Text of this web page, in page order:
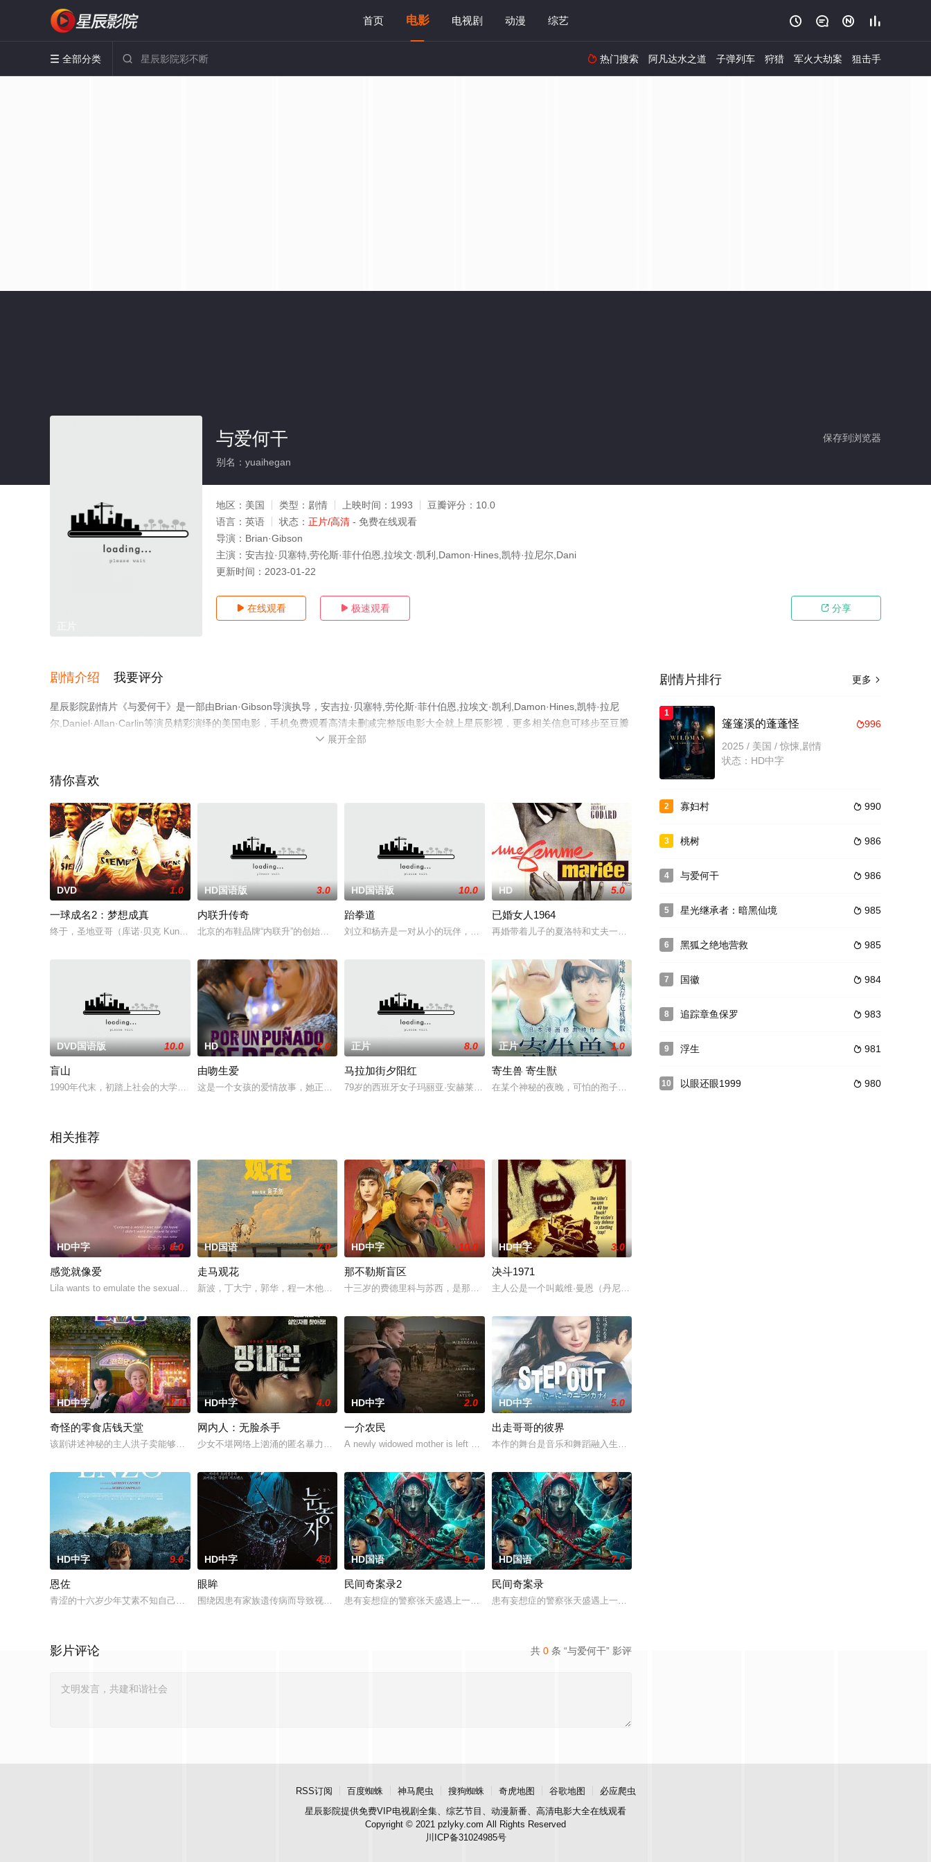
首页 电影 电视剧 动漫 综艺    
 全部分类   热门搜索 阿凡达水之道 子弹列车 狩猎 军火大劫案 狙击手
保存到浏览器
与爱何干
别名：yuaihegan
地区： 美国 类型： 剧情 上映时间： 1993 豆瓣评分： 10.0
语言： 英语 状态： 正片/高清 - 免费在线观看
导演： Brian·Gibson
主演： 安吉拉·贝塞特,劳伦斯·菲什伯恩,拉埃文·凯利,Damon·Hines,凯特·拉尼尔,Dani
更新时间： 2023-01-22
 在线观看  极速观看  分享
剧情介绍 我要评分
星辰影院剧情片《与爱何干》是一部由Brian·Gibson导演执导，安吉拉·贝塞特,劳伦斯·菲什伯恩,拉埃文·凯利,Damon·Hines,凯特·拉尼
尔,Daniel·Allan·Carlin等演员精彩演绎的美国电影，手机免费观看高清未删减完整版电影大全就上星辰影视，更多相关信息可移步至豆瓣
 展开全部
猜你喜欢
DVD 1.0
一球成名2：梦想成真
终于，圣地亚哥（库诺·贝克 Kuno Becker 饰）踏上了英伦列岛，加入了英超纽卡斯尔俱乐部，开始了在英超联赛的征战。不管是在英超赛场还是在欧洲冠军联
HD国语版 3.0
内联升传奇
北京的布鞋品牌“内联升”的创始人赵廷在八国联军进犯中国的背景下，历经磨难，几起几落，开拓了中国“履中备载”的数据库营销先河，打造了“内联升”这一民族企业品
HD国语版 10.0
跆拳道
刘立和杨卉是一对从小的玩伴，两人一起长大，几乎形影不离。两人的爱好更是惊人的相同，虽然是女孩子，但她们却都痴迷于武术，最终两人一
HD 5.0
已婚女人1964
再婚带着儿子的夏洛特和丈夫一起住在巴黎郊区，她的丈夫皮埃尔是一名飞行员，她的情人罗伯特是一个演
DVD国语版 10.0
盲山
1990年代末，初踏上社会的大学毕业生白春梅（黄璐）急于帮父母分担重担，无奈一直找不到合适工作，在她发愁之际，装扮成医药采购公司员工的人贩子向她伸来热情的
HD 7.0
由吻生爱
这是一个女孩的爱情故事，她正在试图重建自己的人生。在强烈的爱情和谎言面前，一个吻可以永远改变一个人的生活吗？
正片 8.0
马拉加街夕阳红
79岁的西班牙女子玛丽亚·安赫莱斯独自生活在摩洛哥的丹吉尔，享受着自己的日常生活。然而，当她女儿从马德里赶来，想要卖掉她一直居住的公
正片 1.0
寄生兽 寄生獣
在某个神秘的夜晚，可怕的孢子突然降临地球，它们钻进人类的身体，从而将其据为己有，并且将人类作为
相关推荐
HD中字 8.0
感觉就像爱
Lila wants to emulate the sexual exploits of her more experienced best friend
HD国语 7.0
走马观花
新波，丁大宁，郭华，程一木他们毕业于同一所大学。他们和很多年轻人一样，自以为是，敏感错弱，没有被认可的才华。他们来自不同的地方，却有一个共同的愿望“出人头
HD中字 10.0
那不勒斯盲区
十三岁的费德里科与苏西，是那不勒斯两大死敌大佬的后代。突然间生活变成了一场绝望的狂飙，彻底脱离掌控并彻底改变了命运。但在这里他们
HD中字 3.0
决斗1971
主人公是一个叫戴维·曼恩（丹尼斯·韦弗 Dennis Weaver 饰）的中年男人，这天他在空无一人的州际公路上
HD中字 7.0
奇怪的零食店钱天堂
该剧讲述神秘的主人洪子卖能够实现人们愿望的神秘零食，以及人们来到那里展开一段魔法般的故事。
HD中字 4.0
网内人：无脸杀手
少女不堪网络上汹涌的匿名暴力，选择结束年轻的生命。悲愤的家属委托私家侦探追查真相，誓要找出躲在屏幕背后的始作俑者。随着调查深入，侦探发现这远不是一起普通的
HD中字 2.0
一介农民
A newly widowed mother is left with the care of an alcoholic father-in-law an
HD中字 5.0
出走哥哥的彼界
本作的舞台是音乐和舞蹈融入生活的冲绳。与母亲朱音、妹妹舞一起生活的照屋踊，憧憬舞蹈学校的丽莎，
HD中字 9.0
恩佐
青涩的十六岁少年艾素不知自己想要什么，却清楚自己不要什么：父母享受的中产生活、哥哥向往的名校前途。砌砖建墙，朴拙的体力劳动，来得实实在在；乌克兰工友结实肉
HD中字 4.0
眼眸
围绕因患有家族遗传病而导致视力逐渐丧失的摄影师瑞真展开。在面对跨越视力障碍、好不容易成为陶艺家却离奇身亡的双胞胎妹妹瑞音时，瑞真孤身一人踏上了挖掘死亡真相
HD国语 9.0
民间奇案录2
患有妄想症的警察张天盛遇上一起离奇的神像杀人事件，勘案过程中，牵引出“婴胎报仇”，“娘娘索命”等一连串妖异事件，张天盛虽被种种诡怪幻象
HD国语 7.0
民间奇案录
患有妄想症的警察张天盛遇上一起离奇的神像杀人事件，勘案过程中，牵引出“婴胎报仇”，“娘娘索命”等一连
共 0 条 “与爱何干” 影评
影片评论
更多 
剧情片排行
1
996
篷篷溪的蓬蓬怪
2025 / 美国 / 惊悚,剧情
状态：HD中字
2  990
寡妇村
3  986
桃树
4  986
与爱何干
5  985
星光继承者：暗黑仙境
6  985
黑狐之绝地营救
7  984
国徽
8  983
追踪章鱼保罗
9  981
浮生
10  980
以眼还眼1999
RSS订阅 百度蜘蛛 神马爬虫 搜狗蜘蛛 奇虎地图 谷歌地图
必应爬虫
星辰影院提供免费VIP电视剧全集、综艺节目、动漫新番、高清电影大全在线观看
Copyright © 2021 pzlyky.com All Rights Reserved
川ICP备31024985号